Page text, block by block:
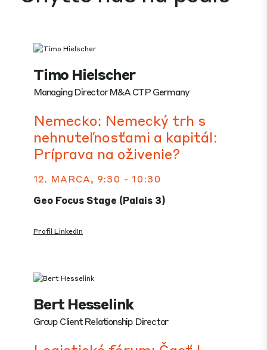
Timo Hielscher
Managing Director M&A CTP Germany
Nemecko: Nemecký trh s
nehnuteľnosťami a kapitál:
Príprava na oživenie?
12. MARCA, 9:30 - 10:30
Geo Focus Stage (Palais 3)
Profil LinkedIn
Bert Hesselink
Group Client Relationship Director